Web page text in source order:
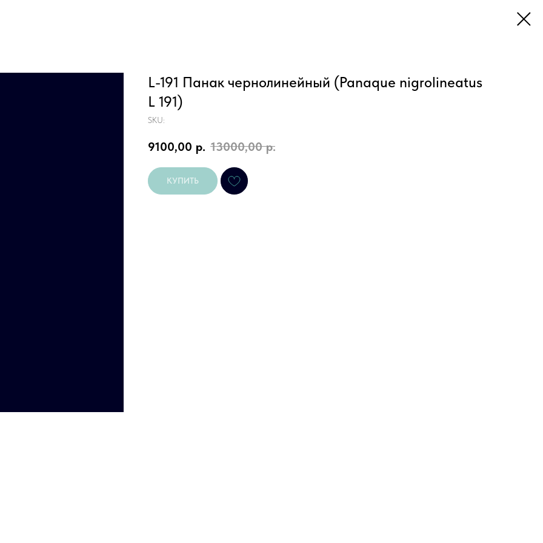
L-191 Панак чернолинейный (Panaque nigrolineatus
L 191)
SKU:
9100,00 р. 13000,00 р.
КУПИТЬ